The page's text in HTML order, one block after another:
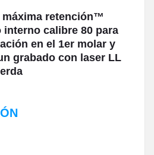
retención™
interno calibre 80 para
en el 1er molar y
grabado con laser LL